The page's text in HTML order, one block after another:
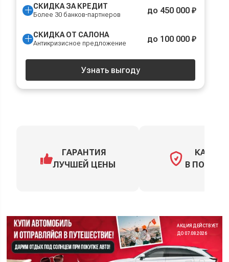
СКИДКА ЗА КРЕДИТ
Более 30 банков-партнеров до 450 000 ₽
СКИДКА ОТ САЛОНА
Антикризисное предложение до 100 000 ₽
Узнать выгоду
ГАРАНТИЯ
ЛУЧШЕЙ ЦЕНЫ
КАСКО
В
АКЦИЯ ДЕЙСТВУЕТ
ДО 07.08.2026